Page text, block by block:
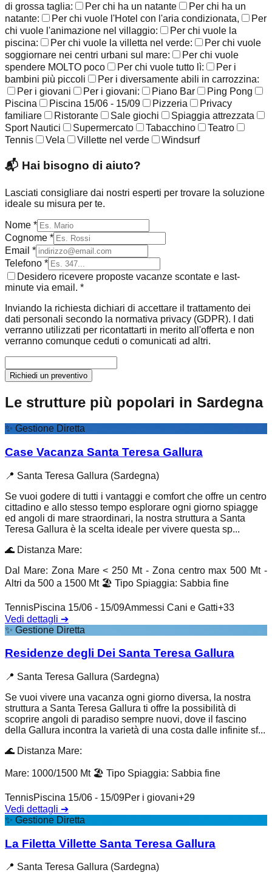
di grossa taglia:
Per chi ha un natante
Per chi ha un
natante:
Per chi vuole l'Hotel con l'aria condizionata,
Per
chi vuole l'animazione nel villaggio:
Per chi vuole la
piscina:
Per chi vuole la villetta nel verde:
Per chi vuole
soggiornare nei centri urbani sul mare:
Per chi vuole
spendere MOLTO poco
Per chi vuole tutto lì:
Per i
bambini più piccoli
Per i diversamente abili in carrozzina:
Per i giovani
Per i giovani: Piano Bar
Ping Pong
Piscina
Piscina 15/06 - 15/09 Pizzeria
Privacy
familiare
Ristorante Sale giochi
Spiaggia attrezzata
Sport Nautici
Supermercato Tabacchino
Teatro
Tennis
Vela Villette nel verde Windsurf
📬 Hai bisogno di aiuto?
Lasciati consigliare dai nostri esperti per trovare la soluzione
ideale su misura per te.
Nome *
Cognome *
Email *
Telefono *
Desidero ricevere proposte vacanze scontate e last-
minute via email. *
Inviando la richiesta dichiari di accettare il trattamento dei
dati personali secondo la normativa privacy (GDPR). I dati
verranno utilizzati per ricontattarti in merito all'offerta e non
verranno comunque ceduti o comunicati ad altri.
Richiedi un preventivo
Le strutture più popolari in Sardegna
✨ Gestione Diretta
Case Vacanza Santa Teresa Gallura
📍 Santa Teresa Gallura (Sardegna)
Se vuoi godere di tutti i vantaggi e comfort che offre un centro
cittadino e allo stesso tempo esplorare ogni giorno spiagge
ed angoli di mare straordinari, la nostra struttura a Santa
Teresa Gallura è la scelta ideale per vivere questa sp...
🌊 Distanza Mare:
Dal Mare: Zona Mare < 250 Mt - Zona centro max 500 Mt -
Altri da 500 a 1500 Mt 🏖️ Tipo Spiaggia: Sabbia fine
TennisPiscina 15/06 - 15/09Ammessi Cani e Gatti+33
Vedi dettagli ➔
✨ Gestione Diretta
Residenze degli Dei Santa Teresa Gallura
📍 Santa Teresa Gallura (Sardegna)
Se vuoi vivere una vacanza ogni giorno diversa, la nostra
struttura a Santa Teresa Gallura ti offre la possibilità di
scoprire angoli di paradiso sempre nuovi, dove il fascino
della Gallura incontra la varietà di una costa dalle infinite sf...
🌊 Distanza Mare:
Mare: 1000/1500 Mt 🏖️ Tipo Spiaggia: Sabbia fine
TennisPiscina 15/06 - 15/09Per i giovani+29
Vedi dettagli ➔
✨ Gestione Diretta
La Filetta Villette Santa Teresa Gallura
📍 Santa Teresa Gallura (Sardegna)